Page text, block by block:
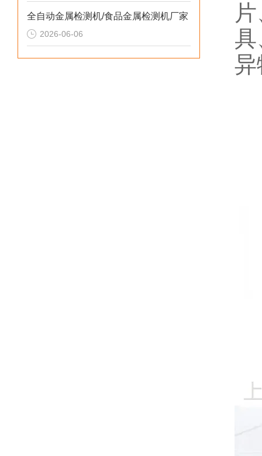
全自动金属检测机/食品金属检测机厂家
2026-06-06
异